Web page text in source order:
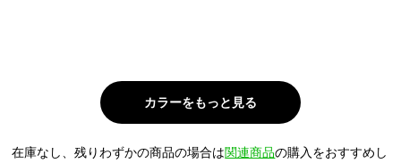
在庫なし、残りわずかの商品の場合は関連商品の購入をおすすめし